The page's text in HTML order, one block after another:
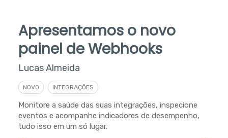
Apresentamos o novo
painel de Webhooks
Lucas Almeida
NOVO INTEGRAÇÕES
Monitore a saúde das suas integrações, inspecione
eventos e acompanhe indicadores de desempenho,
tudo isso em um só lugar.